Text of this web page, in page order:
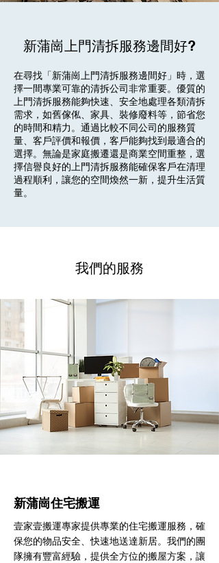
新蒲崗上門清拆服務邊間好?
在尋找「新蒲崗上門清拆服務邊間好」時，選
擇一間專業可靠的清拆公司非常重要。優質的
上門清拆服務能夠快速、安全地處理各類清拆
需求，如舊傢俬、家具、裝修廢料等，節省您
的時間和精力。通過比較不同公司的服務質
量、客戶評價和報價，客戶能夠找到最適合的
選擇。無論是家庭搬遷還是商業空間重整，選
擇信譽良好的上門清拆服務能確保客戶在清理
過程順利，讓您的空間煥然一新，提升生活質
量。
我們的服務
新蒲崗住宅搬運
壹家壹搬運專家提供專業的住宅搬運服務，確
保您的物品安全、快速地送達新居。我們的團
隊擁有豐富經驗，提供全方位的搬屋方案，讓